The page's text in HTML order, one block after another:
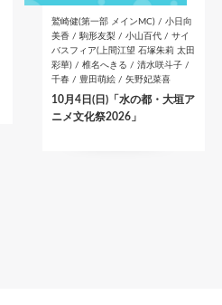
鷲崎健(第一部 メインMC) / 小日向
美香 / 駒形友梨 / 小山百代 / サイ
バスフィア(上間江望 石塚朱莉 太田
彩華) / 椎名へきる / 清水咲斗子 /
千春 / 豊田萌絵 / 矢野妃菜喜
10月4日(日)「水の都・大垣ア
ニメ文化祭2026」